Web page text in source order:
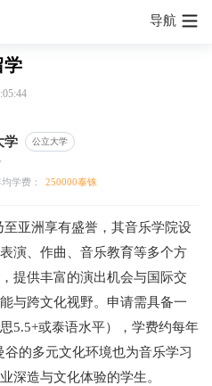
导航
学
学 公立大学
学费： 250000泰铢
亚洲享有盛誉，其音乐学院设
演、作曲、音乐教育等多个方
提供丰富的演出机会与国际交
与跨文化视野。申请需具备一
5.5+或泰语水平），学费约每年
的多元文化环境也为音乐学习
深造与文化体验的学生。